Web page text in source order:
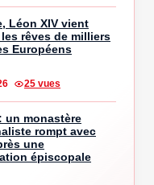
Léon XIV vient
rêves de milliers
Européens
25 vues
un monastère
rompt avec
une
épiscopale